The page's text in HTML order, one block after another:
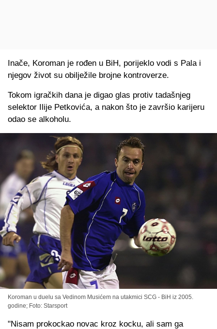
Inače, Koroman je rođen u BiH, porijeklo vodi s Pala i
njegov život su obilježile brojne kontroverze.
Tokom igračkih dana je digao glas protiv tadašnjeg
selektor Ilije Petkovića, a nakon što je završio karijeru
odao se alkoholu.
Koroman u duelu sa Vedinom Musićem na utakmici SCG - BiH iz 2005.
godine; Foto: Starsport
"Nisam prokockao novac kroz kocku, ali sam ga